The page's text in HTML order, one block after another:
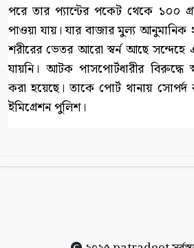
পরে তার প্যান্টের পকেট থেকে ১০০
পাওয়া যায়। যার বাজার মুল্য আনুমানিক
শরীরের ভেতর আরো স্বর্ন আছে সন্দেহে
যায়নি। আটক পাসপোর্টধারীর বিরুদ্ধে
করা হয়েছে। তাকে পোর্ট থানায়
ইমিগ্রেশন পুলিশ।